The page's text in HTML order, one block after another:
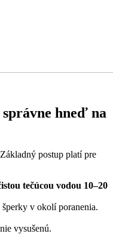
hneď na
postup platí pre
tečúcou vodou 10–20
šperky v okolí poranenia.
vysušenú.